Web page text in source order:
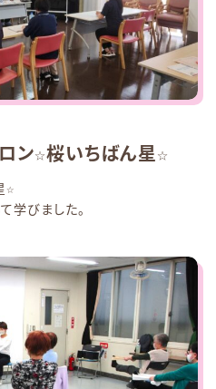
ン☆桜いちばん星☆
☆
学びました。